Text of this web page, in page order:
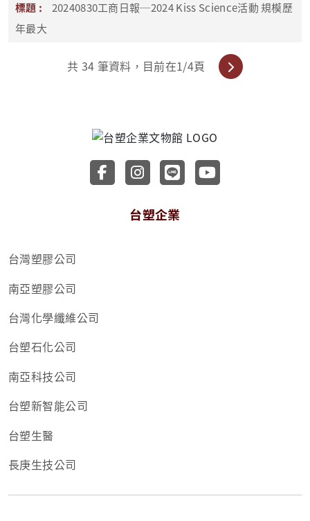
20240830工商日報─2024 Kiss Science活動 規模歷
年最大
共34 筆資料，目前在1/4頁
前往台塑企業文物館
前往台塑企業文物館
前往台塑企業文物
台塑企業
台灣塑膠公司
南亞塑膠公司
台灣化學纖維公司
台塑石化公司
南亞科技公司
台塑新智能公司
台塑生醫
長庚生技公司